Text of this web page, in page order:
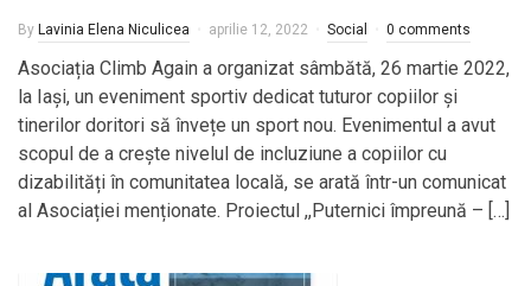
By Lavinia Elena Niculicea aprilie 12, 2022 Social 0 comments
Asociația Climb Again a organizat sâmbătă, 26 martie 2022,
la Iași, un eveniment sportiv dedicat tuturor copiilor și
tinerilor doritori să învețe un sport nou. Evenimentul a avut
scopul de a crește nivelul de incluziune a copiilor cu
dizabilități în comunitatea locală, se arată într-un comunicat
al Asociației menționate. Proiectul ,,Puternici împreună – […]